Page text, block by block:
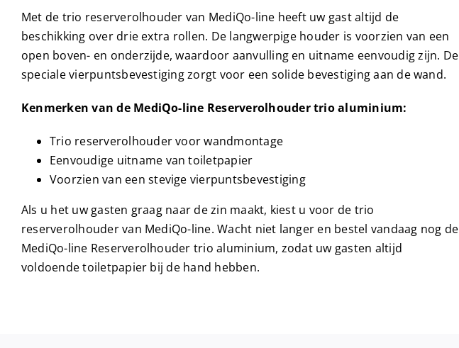
Met de trio reserverolhouder van MediQo-line heeft uw gast altijd de
beschikking over drie extra rollen. De langwerpige houder is voorzien van een
open boven- en onderzijde, waardoor aanvulling en uitname eenvoudig zijn. De
speciale vierpuntsbevestiging zorgt voor een solide bevestiging aan de wand.
Kenmerken van de MediQo-line Reserverolhouder trio aluminium:
Trio reserverolhouder voor wandmontage
Eenvoudige uitname van toiletpapier
Voorzien van een stevige vierpuntsbevestiging
Als u het uw gasten graag naar de zin maakt, kiest u voor de trio
reserverolhouder van MediQo-line. Wacht niet langer en bestel vandaag nog de
MediQo-line Reserverolhouder trio aluminium, zodat uw gasten altijd
voldoende toiletpapier bij de hand hebben.